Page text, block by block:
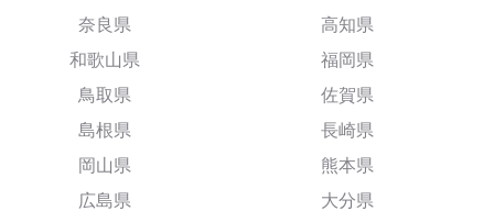
奈良県
和歌山県
鳥取県
島根県
岡山県
広島県
高知県
福岡県
佐賀県
長崎県
熊本県
大分県